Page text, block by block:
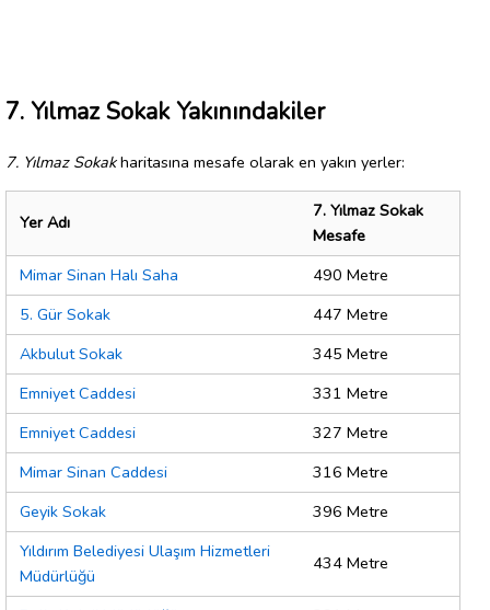
7. Yılmaz Sokak Yakınındakiler
7. Yılmaz Sokakharitasına mesafe olarak en yakın yerler:
Yer Adı
7. Yılmaz Sokak
Mesafe
Mimar Sinan Halı Saha
490 Metre
5. Gür Sokak
447 Metre
Akbulut Sokak
345 Metre
Emniyet Caddesi
331 Metre
Emniyet Caddesi
327 Metre
Mimar Sinan Caddesi
316 Metre
Geyik Sokak
396 Metre
Yıldırım Belediyesi Ulaşım Hizmetleri
Müdürlüğü
434 Metre